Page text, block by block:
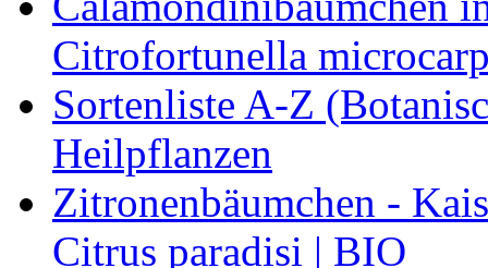
Citrofortunella
Sortenliste A-Z
Heilpflanzen
Zitronenbäumchen -
Citrus paradisi | BIO